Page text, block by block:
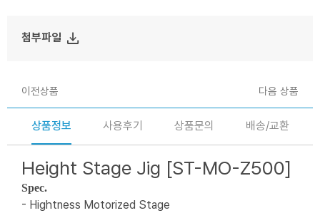
첨부파일 file_download
이전상품 다음 상품
상품정보 사용후기 상품문의 배송/교환
Height Stage Jig [ST-MO-Z500]
Spec.
- Hightness Motorized Stage